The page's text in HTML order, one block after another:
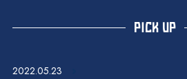
PICK UP
2022.05.23